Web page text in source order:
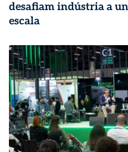
desafiam indústria a
escala